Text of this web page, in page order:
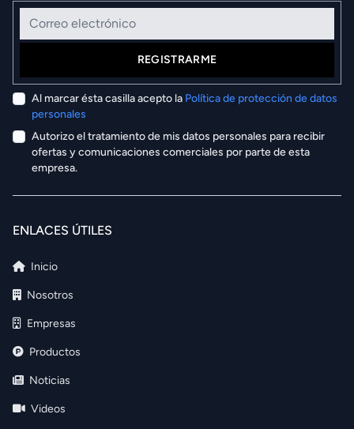
Correo electrónico
REGISTRARME
Al marcar ésta casilla acepto la Política de protección de datos
personales
Autorizo el tratamiento de mis datos personales para recibir
ofertas y comunicaciones comerciales por parte de esta
empresa.
ENLACES ÚTILES
Inicio
Nosotros
Empresas
Productos
Noticias
Videos